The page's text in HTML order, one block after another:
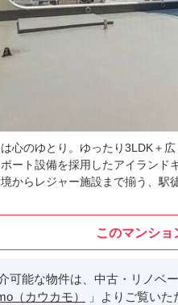
心のゆとり。ゆったり3LDK＋
ート設備を採用したアイラン
からレジャー施設まで揃う、駅
このマンショ
可能な物件は、中古・リノベ
（カウカモ） 」よりご覧いた